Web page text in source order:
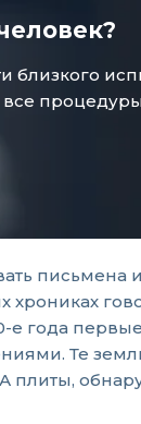
е года
Те
плиты,